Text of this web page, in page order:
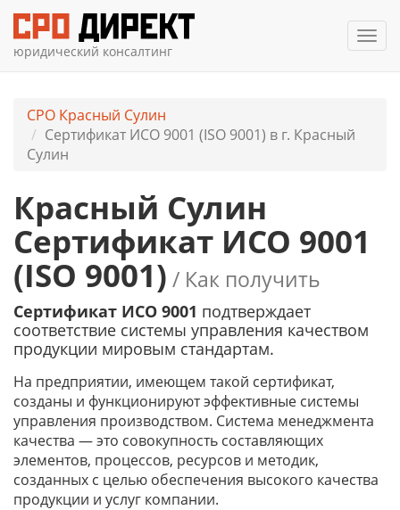
юридический консалтинг
СРО Красный Сулин
Сертификат ИСО 9001 (ISO 9001) в г. Красный
Сулин
Красный Сулин
Сертификат ИСО 9001
(ISO 9001) / Как получить
Сертификат ИСО 9001 подтверждает
соответствие системы управления качеством
продукции мировым стандартам.
На предприятии, имеющем такой сертификат,
созданы и функционируют эффективные системы
управления производством. Система менеджмента
качества — это совокупность составляющих
элементов, процессов, ресурсов и методик,
созданных с целью обеспечения высокого качества
продукции и услуг компании.